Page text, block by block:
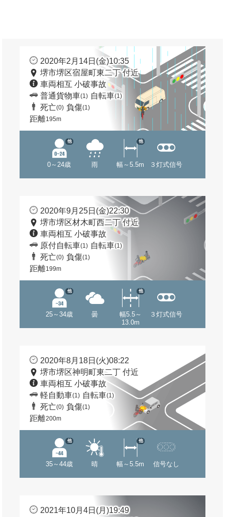
2020年2月14日(金)10:35
堺市堺区宿屋町東二丁 付近
車両相互 小破事故
普通貨物車(1) 自転車(1)
死亡(0) 負傷(1)
距離195m
0～24歳
他
雨 幅～5.5m
他
３灯式信号
2020年9月25日(金)22:30
堺市堺区材木町西二丁 付近
車両相互 小破事故
原付自転車(1) 自転車(1)
死亡(0) 負傷(1)
距離199m
25～34歳
他
曇
幅5.5～
13.0m
他
３灯式信号
2020年8月18日(火)08:22
堺市堺区神明町東二丁 付近
車両相互 小破事故
軽自動車(1) 自転車(1)
死亡(0) 負傷(1)
距離200m
35～44歳
他
晴 幅～5.5m
他
信号なし
2021年10月4日(月)19:49